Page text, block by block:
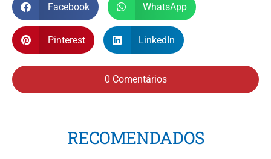
Facebook WhatsApp
Pinterest LinkedIn
0 Comentários
RECOMENDADOS